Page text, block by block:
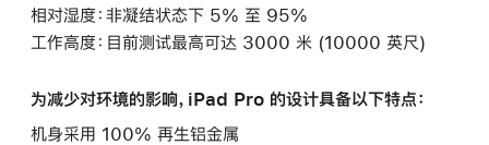
相对湿度：非凝结状态下 5% 至 95%
工作高度：目前测试最高可达 3000 米 (10000 英尺)
为减少对环境的影响，iPad Pro 的设计具备以下特点：
机身采用 100% 再生铝金属